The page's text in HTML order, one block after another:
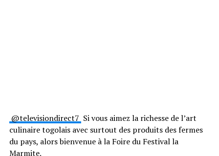
@televisiondirect7 Si vous aimez la richesse de l’art
culinaire togolais avec surtout des produits des fermes
du pays, alors bienvenue à la Foire du Festival la
Marmite.